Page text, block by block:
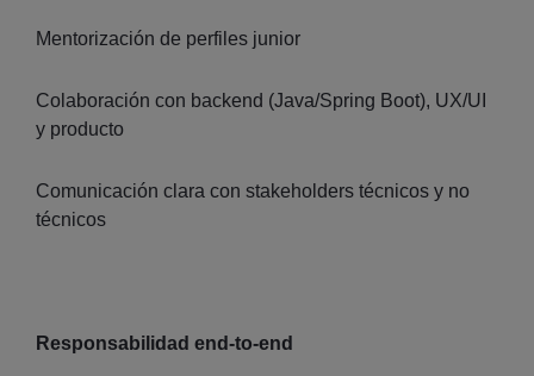
Mentorización de perfiles junior
Colaboración con backend (Java/Spring Boot), UX/UI
y producto
Comunicación clara con stakeholders técnicos y no
técnicos
Responsabilidad end-to-end